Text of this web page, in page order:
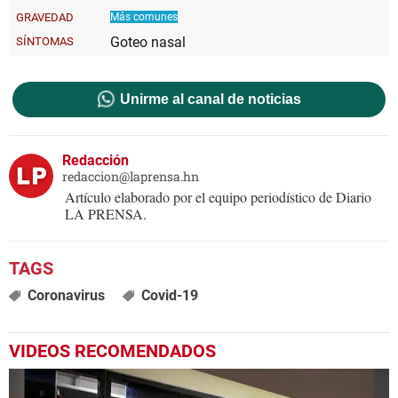
Unirme al canal de noticias
Redacción
redaccion@laprensa.hn
Artículo elaborado por el equipo periodístico de Diario
LA PRENSA.
Coronavirus Covid-19
VIDEOS RECOMENDADOS